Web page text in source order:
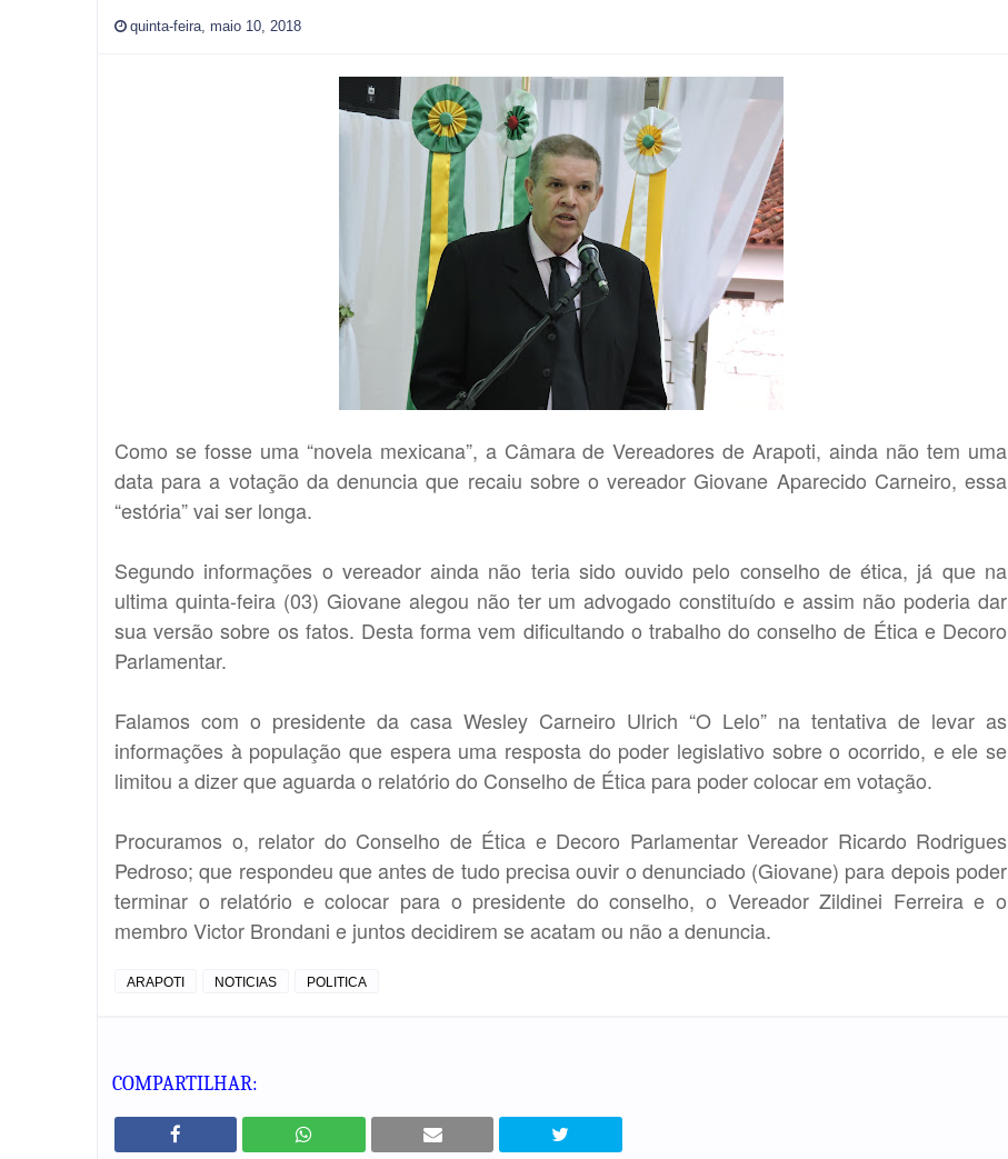
quinta-feira, maio 10, 2018
Como se fosse uma “novela mexicana”, a Câmara de Vereadores de Arapoti, ainda não tem uma
data para a votação da denuncia que recaiu sobre o vereador Giovane Aparecido Carneiro, essa
“estória” vai ser longa.
Segundo informações o vereador ainda não teria sido ouvido pelo conselho de ética, já que na
ultima quinta-feira (03) Giovane alegou não ter um advogado constituído e assim não poderia dar
sua versão sobre os fatos. Desta forma vem dificultando o trabalho do conselho de Ética e Decoro
Parlamentar.
Falamos com o presidente da casa Wesley Carneiro Ulrich “O Lelo” na tentativa de levar as
informações à população que espera uma resposta do poder legislativo sobre o ocorrido, eelese
limitou a dizer que aguarda o relatório do Conselho de Ética para poder colocar em votação.
Procuramos o, relator do Conselho de Ética e Decoro Parlamentar Vereador Ricardo Rodrigues
Pedroso; que respondeu que antes de tudo precisa ouvir o denunciado (Giovane) para depois poder
terminar o relatório e colocar para o presidente do conselho, o Vereador Zildinei Ferreira e o
membro Victor Brondani e juntos decidirem se acatam ou não a denuncia.
ARAPOTI NOTICIAS POLITICA
COMPARTILHAR: